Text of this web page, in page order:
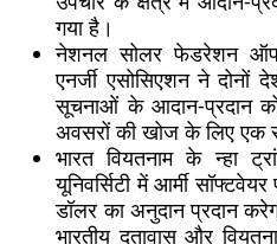
गया है।
नेशनल सोलर फेडरेशन ऑफ
एनर्जी एसोसिएशन ने दोनों
सूचनाओं के आदान-प्रदान
अवसरों की खोज के लिए एक
भारत वियतनाम के न्हा
यूनिवर्सिटी में आर्मी
डॉलर का अनुदान प्रदान
भारतीय दूतावास और